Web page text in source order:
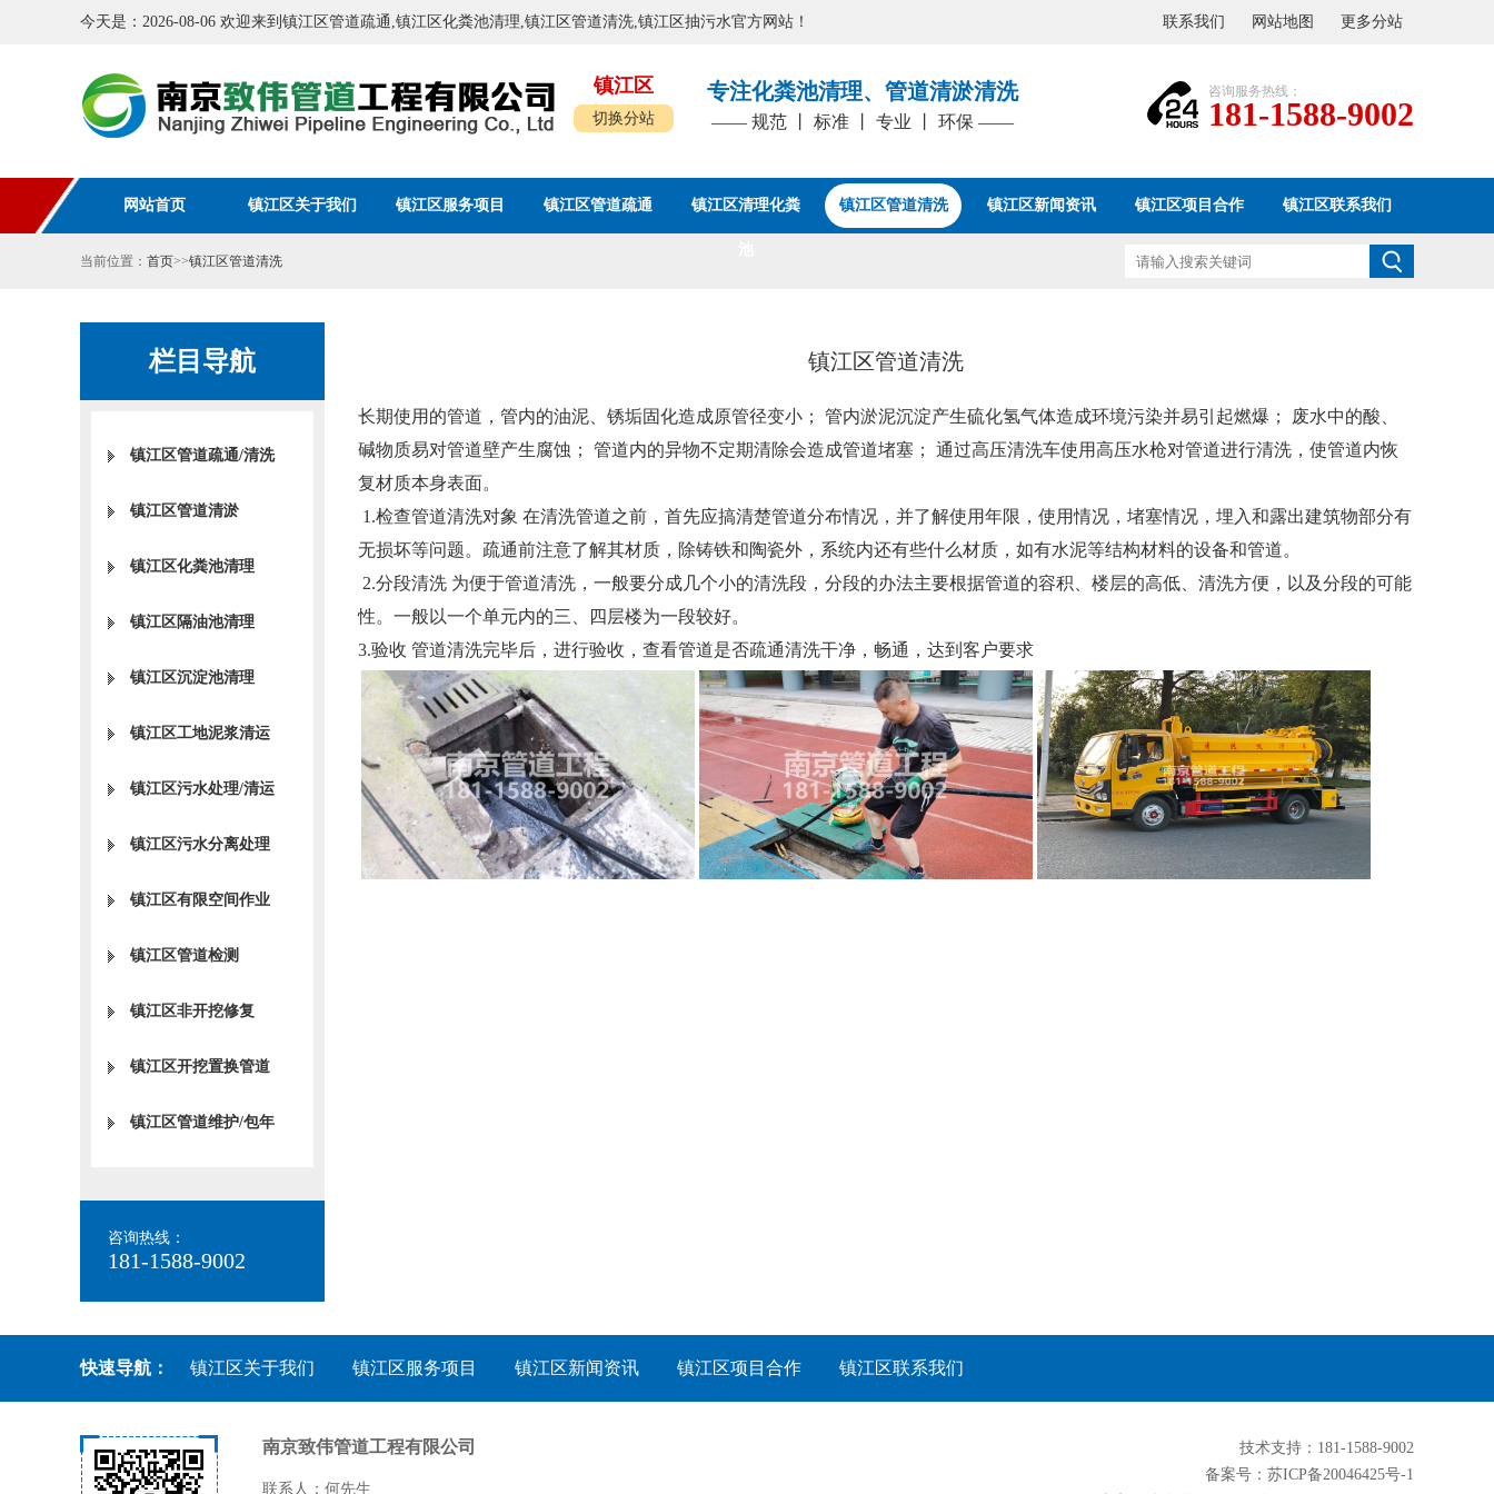
今天是：2026-08-06 欢迎来到镇江区管道疏通,镇江区化粪池清理,镇江区管道清洗,镇江区抽污水官方网站！ 联系我们 网站地图 更多分站
镇江区
切换分站
专注化粪池清理、管道清淤清洗
—— 规范 丨 标准 丨 专业 丨 环保 ——
咨询服务热线：
181-1588-9002
网站首页 镇江区关于我们 镇江区服务项目 镇江区管道疏通 镇江区清理化粪 镇江区管道清洗 镇江区新闻资讯 镇江区项目合作 镇江区联系我们
当前位置： 首页>>镇江区管道清洗
栏目导航
镇江区管道疏通/清洗
镇江区管道清淤
镇江区化粪池清理
镇江区隔油池清理
镇江区沉淀池清理
镇江区工地泥浆清运
镇江区污水处理/清运
镇江区污水分离处理
镇江区有限空间作业
镇江区管道检测
镇江区非开挖修复
镇江区开挖置换管道
镇江区管道维护/包年
咨询热线：
181-1588-9002
镇江区管道清洗
长期使用的管道，管内的油泥、锈垢固化造成原管径变小； 管内淤泥沉淀产生硫化氢气体造成环境污染并易引起燃爆； 废水中的酸、
碱物质易对管道壁产生腐蚀； 管道内的异物不定期清除会造成管道堵塞； 通过高压清洗车使用高压水枪对管道进行清洗，使管道内恢
复材质本身表面。
1.检查管道清洗对象 在清洗管道之前，首先应搞清楚管道分布情况，并了解使用年限，使用情况，堵塞情况，埋入和露出建筑物部分有
无损坏等问题。疏通前注意了解其材质，除铸铁和陶瓷外，系统内还有些什么材质，如有水泥等结构材料的设备和管道。
2.分段清洗 为便于管道清洗，一般要分成几个小的清洗段，分段的办法主要根据管道的容积、楼层的高低、清洗方便，以及分段的可能
性。一般以一个单元内的三、四层楼为一段较好。
3.验收 管道清洗完毕后，进行验收，查看管道是否疏通清洗干净，畅通，达到客户要求
快速导航： 镇江区关于我们 镇江区服务项目 镇江区新闻资讯 镇江区项目合作 镇江区联系我们
南京致伟管道工程有限公司
联系人：何先生
技术支持：181-1588-9002
备案号：苏ICP备20046425号-1